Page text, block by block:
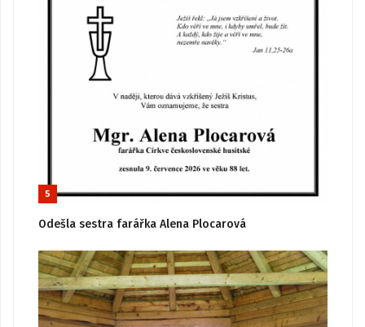
5
Odešla sestra farářka Alena Plocarová